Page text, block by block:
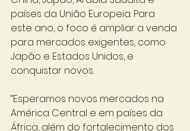
países da União Europeia. Para
este ano, o foco é ampliar a venda
para mercados exigentes, como
Japão e Estados Unidos, e
conquistar novos.
“Esperamos novos mercados na
América Central e em países da
África, além do fortalecimento dos